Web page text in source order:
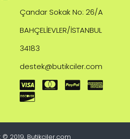
Çandar Sokak No: 26/A
BAHÇELİEVLER/İSTANBUL
34183
destek@butikciler.com
2019, Butikciler.com